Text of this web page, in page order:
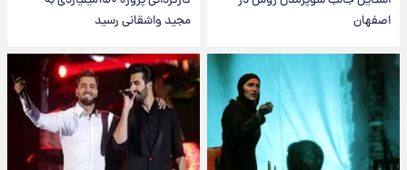
اصفهان
مجید واشقانی رسید